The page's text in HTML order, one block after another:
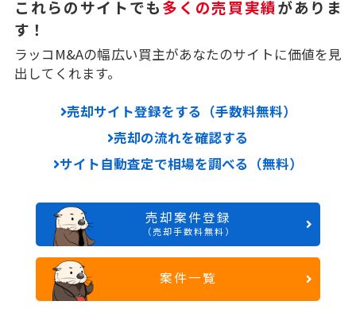
これらのサイトでも多くの売買実績がありま
す！
ラッコM&Aの幅広い買主があなたのサイトに価値を見
出してくれます。
売却サイト登録をする（手数料無料）
売却の流れを確認する
サイト自動査定で相場を調べる（無料）
売却案件登録
（売却手数料無料）
案件一覧